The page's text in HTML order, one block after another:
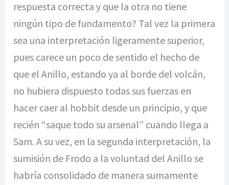
respuesta correcta y que la otra no tiene
ningún tipo de fundamento? Tal vez la primera
sea una interpretación ligeramente superior,
pues carece un poco de sentido el hecho de
que el Anillo, estando ya al borde del volcán,
no hubiera dispuesto todas sus fuerzas en
hacer caer al hobbit desde un principio, y que
recién “saque todo su arsenal” cuando llega a
Sam. A su vez, en la segunda interpretación, la
sumisión de Frodo a la voluntad del Anillo se
habría consolidado de manera sumamente